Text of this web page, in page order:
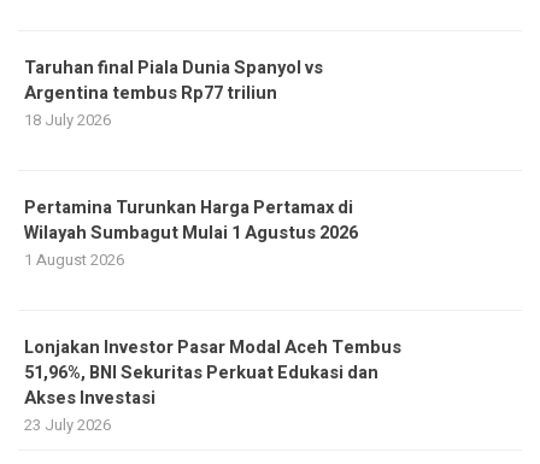
Taruhan final Piala Dunia Spanyol vs
Argentina tembus Rp77 triliun
18 July 2026
Pertamina Turunkan Harga Pertamax di
Wilayah Sumbagut Mulai 1 Agustus 2026
1 August 2026
Lonjakan Investor Pasar Modal Aceh Tembus
51,96%, BNI Sekuritas Perkuat Edukasi dan
Akses Investasi
23 July 2026